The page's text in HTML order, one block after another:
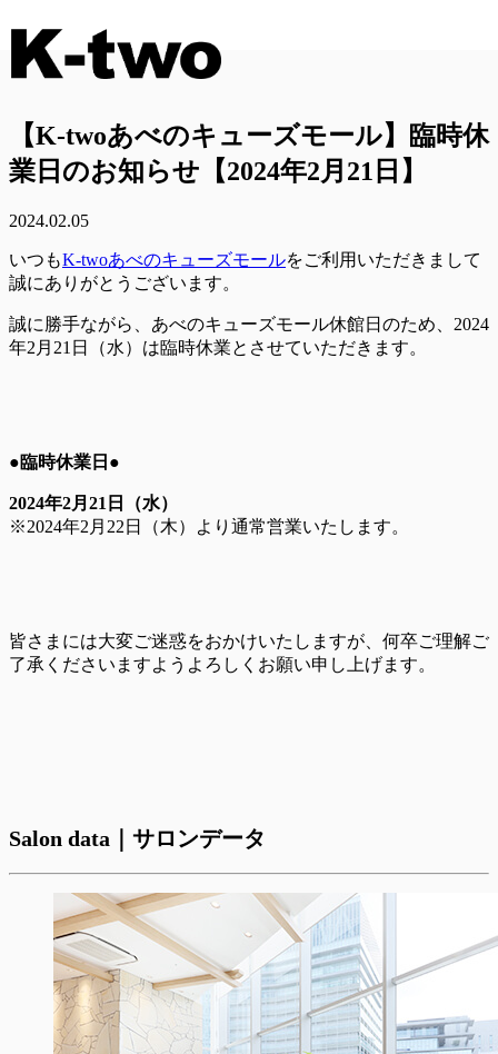
【K-twoあべのキューズモール】臨時休
業日のお知らせ【2024年2月21日】
2024.02.05
いつもK-twoあべのキューズモールをご利用いただきまして
誠にありがとうございます。
誠に勝手ながら、あべのキューズモール休館日のため、2024
年2月21日（水）は臨時休業とさせていただきます。
●臨時休業日●
2024年2月21日（水）
※2024年2月22日（木）より通常営業いたします。
皆さまには大変ご迷惑をおかけいたしますが、何卒ご理解ご
了承くださいますようよろしくお願い申し上げます。
Salon data｜サロンデータ